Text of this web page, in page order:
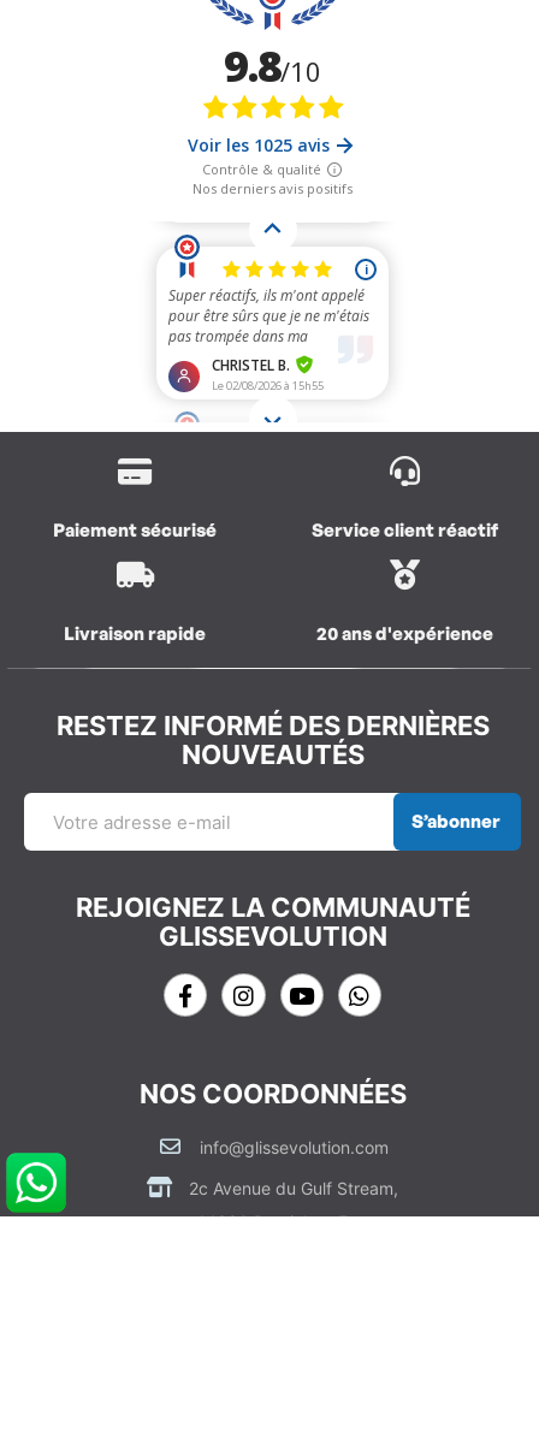
Paiement sécurisé Service client réactif
Livraison rapide 20 ans d'expérience
RESTEZ INFORMÉ DES DERNIÈRES
NOUVEAUTÉS
S’abonner
REJOIGNEZ LA COMMUNAUTÉ
GLISSEVOLUTION
NOS COORDONNÉES
info@glissevolution.com
2c Avenue du Gulf Stream,
44380 Pornichet, France